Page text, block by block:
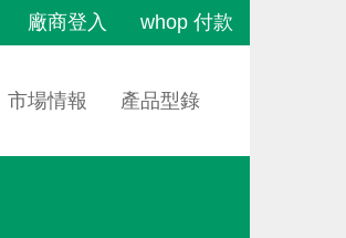
廠商登入
whop 付款
市場情報 產品型錄